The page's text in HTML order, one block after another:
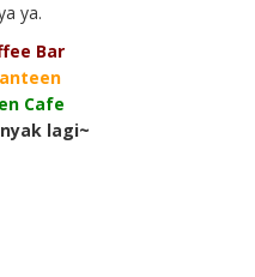
ya.
Bar
Cafe
lagi~